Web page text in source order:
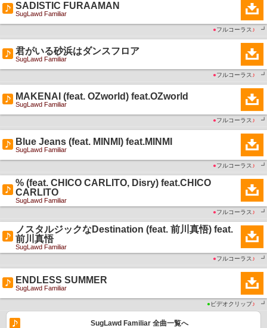
SADISTIC FURAAMAN
SugLawd Familiar
●フルコーラス ♪ ┛
君がいる砂浜はダンスフロア
SugLawd Familiar
●フルコーラス ♪ ┛
MAKENAI (feat. OZworld) feat.OZworld
SugLawd Familiar
●フルコーラス ♪ ┛
Blue Jeans (feat. MINMI) feat.MINMI
SugLawd Familiar
●フルコーラス ♪ ┛
% (feat. CHICO CARLITO, Disry) feat.CHICO
CARLITO
SugLawd Familiar
●フルコーラス ♪ ┛
ノスタルジックなDestination (feat. 前川真悟) feat.
前川真悟
SugLawd Familiar
●フルコーラス ♪ ┛
ENDLESS SUMMER
SugLawd Familiar
● ビデオクリップ♪ ┛
SugLawd Familiar 全曲一覧へ